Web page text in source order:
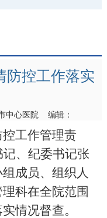
防控工作落实
中心医院 编辑：
工作管理责
、纪委书记张
成员、组织人
科在全院范围
情况督查。